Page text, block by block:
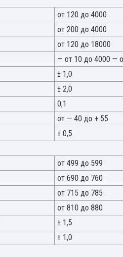
от 120 до 4000
от 200 до 4000
от 120 до 18000
— от 10 до 4000 —
± 1,0
± 2,0
0,1
от — 40 до + 55
± 0,5
от 499 до 599
от 690 до 760
от 715 до 785
от 810 до 880
± 1,5
± 1,0